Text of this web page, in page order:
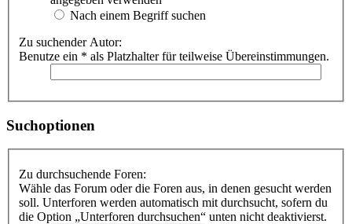
Nach einem Begriff suchen
Zu suchender Autor:
Benutze ein * als Platzhalter für teilweise Übereinstimmungen.
Suchoptionen
Zu durchsuchende Foren:
Wähle das Forum oder die Foren aus, in denen gesucht werden
soll. Unterforen werden automatisch mit durchsucht, sofern du
die Option „Unterforen durchsuchen“ unten nicht deaktivierst.